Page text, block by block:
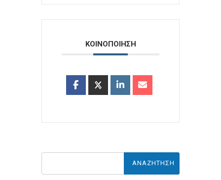
ΚΟΙΝΟΠΟΙΗΣΗ